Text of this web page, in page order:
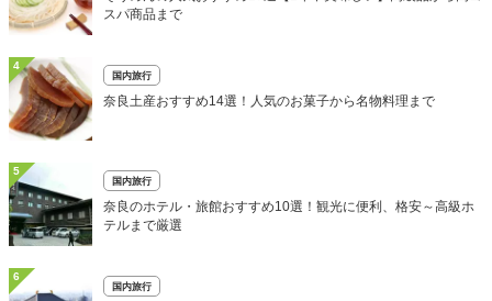
スパ商品まで
4
国内旅行
奈良土産おすすめ14選！人気のお菓子から名物料理まで
5
国内旅行
奈良のホテル・旅館おすすめ10選！観光に便利、格安～高級ホ
テルまで厳選
6
国内旅行